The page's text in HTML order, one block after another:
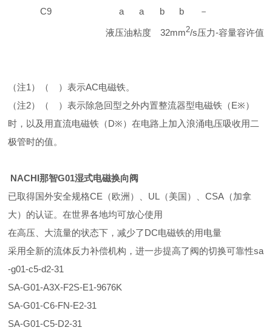
C9
a a b b －
液压油粘度 32mm2/s压力-容量容许值
（注1）（ ）表示AC电磁铁。
（注2）（ ）表示除急回型之外内置整流器型电磁铁（E※）
时，以及用直流电磁铁（D※）在电路上加入浪涌电压吸收用二
极管时的值。
NACHI那智G01湿式电磁换向阀
已取得国外安全规格CE（欧洲）、UL（美国）、CSA（加拿
大）的认证。在世界各地均可放心使用
在高压、大流量的状态下，减少了DC电磁铁的用电量
采用全新的流体反力补偿机构，进一步提高了阀的切换可靠性sa
-g01-c5-d2-31
SA-G01-A3X-F2S-E1-9676K
SA-G01-C6-FN-E2-31
SA-G01-C5-D2-31